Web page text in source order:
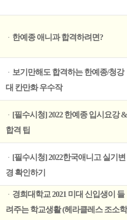
ㆍ 한예종 애니과 합격하려면?
ㆍ 보기만해도 합격하는 한예종/청강
대 칸만화 우수작
ㆍ [필수시청] 2022 한예종 입시요강 &
합격 팁
ㆍ [필수시청] 2022한국애니고 실기변
경 확인하기
ㆍ 경희대학교 2021 미대 신입생이 들
려주는 학교생활 (헤라클레스 조소학